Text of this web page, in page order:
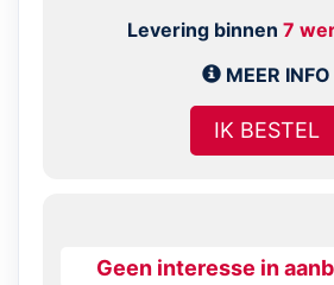
Levering binnen 7
MEER INFO
IK BESTEL
Geen interesse in